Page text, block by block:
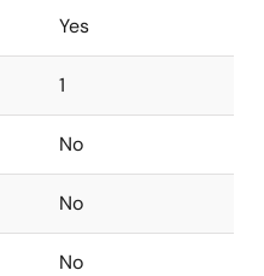
Yes
1
No
No
No